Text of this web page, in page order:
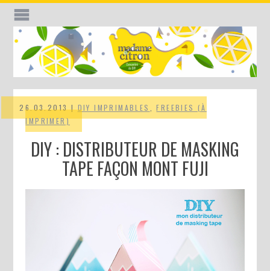
26.03.2013 |DIY IMPRIMABLES ,FREEBIES (À
IMPRIMER)
DIY : DISTRIBUTEUR DE MASKING
TAPE FAÇON MONT FUJI